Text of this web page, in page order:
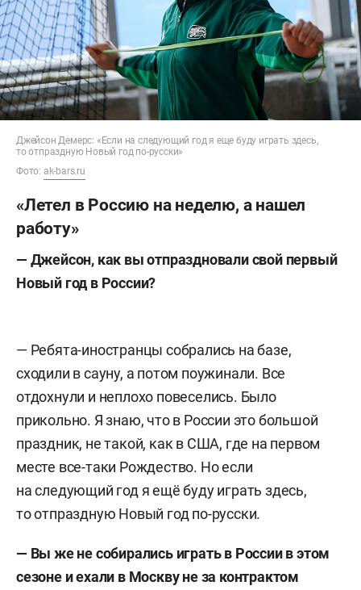
Джейсон Демерс: «Если на следующий год я еще буду играть здесь,
то отпраздную Новый год по-русски»
Фото: ak-bars.ru
«Летел в Россию на неделю, а нашел
работу»
— Джейсон, как вы отпраздновали свой первый
Новый год в России?
— Ребята-иностранцы собрались на базе,
сходили в сауну, а потом поужинали. Все
отдохнули и неплохо повеселись. Было
прикольно. Я знаю, что в России это большой
праздник, не такой, как в США, где на первом
месте все-таки Рождество. Но если
на следующий год я ещё буду играть здесь,
то отпраздную Новый год по-русски.
— Вы же не собирались играть в России в этом
сезоне и ехали в Москву не за контрактом